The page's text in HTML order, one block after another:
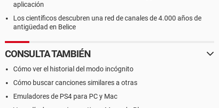
aplicación
Los científicos descubren una red de canales de 4.000 años de
antigüedad en Belice
CONSULTA TAMBIÉN
Cómo ver el historial del modo incógnito
Cómo buscar canciones similares a otras
Emuladores de PS4 para PC y Mac